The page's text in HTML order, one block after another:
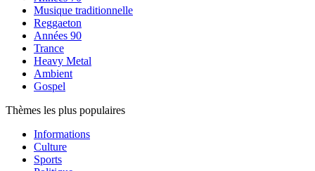
Musique traditionnelle
Reggaeton
Années 90
Trance
Heavy Metal
Ambient
Gospel
Thèmes les plus populaires
Informations
Culture
Sports